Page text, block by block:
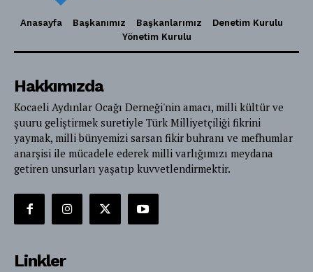
Anasayfa Başkanımız Başkanlarımız
Denetim Kurulu
Yönetim Kurulu
Hakkımızda
Kocaeli Aydınlar Ocağı Derneği'nin amacı, milli kültür ve
şuuru geliştirmek suretiyle Türk Milliyetçiliği fikrini
yaymak, milli bünyemizi sarsan fikir buhranı ve mefhumlar
anarşisi ile mücadele ederek milli varlığımızı meydana
getiren unsurları yaşatıp kuvvetlendirmektir.
Linkler